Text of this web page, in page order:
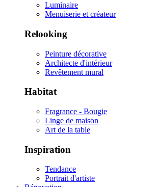
Luminaire
Menuiserie et créateur
Relooking
Peinture décorative
Architecte d'intérieur
Revêtement mural
Habitat
Fragrance - Bougie
Linge de maison
Art de la table
Inspiration
Tendance
Portrait d'artiste